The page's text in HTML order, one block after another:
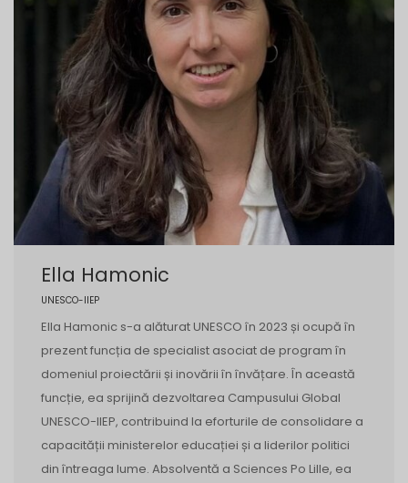
Ella Hamonic
UNESCO-IIEP
Ella Hamonic s-a alăturat UNESCO în 2023 și ocupă în
prezent funcția de specialist asociat de program în
domeniul proiectării și inovării în învățare. În această
funcție, ea sprijină dezvoltarea Campusului Global
UNESCO-IIEP, contribuind la eforturile de consolidare a
capacității ministerelor educației și a liderilor politici
din întreaga lume. Absolventă a Sciences Po Lille, ea